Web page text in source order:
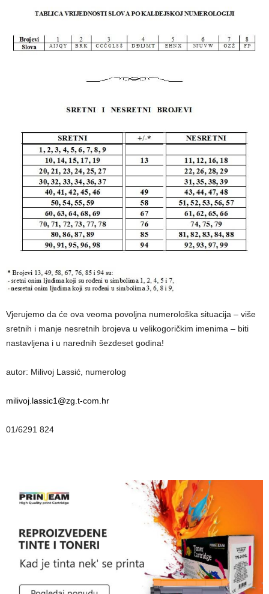
Vjerujemo da će ova veoma povoljna numerološka situacija – više
sretnih i manje nesretnih brojeva u velikogoričkim imenima – biti
nastavljena i u narednih šezdeset godina!
autor: Milivoj Lassić, numerolog
milivoj.lassic1@zg.t-com.hr
01/6291 824